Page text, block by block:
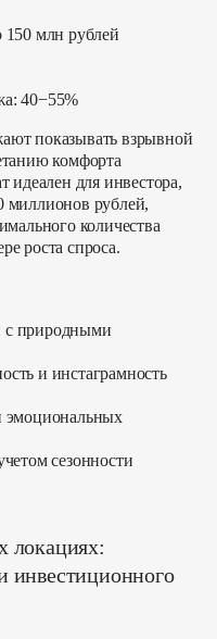
млн рублей
40−55%
показывать взрывной
комфорта
идеален для инвестора,
миллионов рублей,
количества
роста спроса.
с природными
и инстаграмность
эмоциональных
сезонности
локациях:
инвестиционного